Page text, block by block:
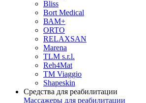
Bliss
Bort Medical
ВАМ+
ORTO
RELAXSAN
Marena
TLM s.r.l.
Reh4Mat
TM Viaggio
Shapeskin
Средства для реабилитации
Массажеры для реабилитации